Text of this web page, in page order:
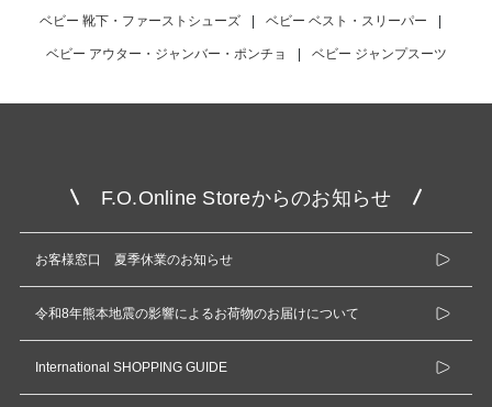
ベビー 靴下・ファーストシューズ | ベビー ベスト・スリーパー |
ベビー アウター・ジャンバー・ポンチョ | ベビー ジャンプスーツ
F.O.Online Storeからのお知らせ
お客様窓口 夏季休業のお知らせ
令和8年熊本地震の影響によるお荷物のお届けについて
International SHOPPING GUIDE